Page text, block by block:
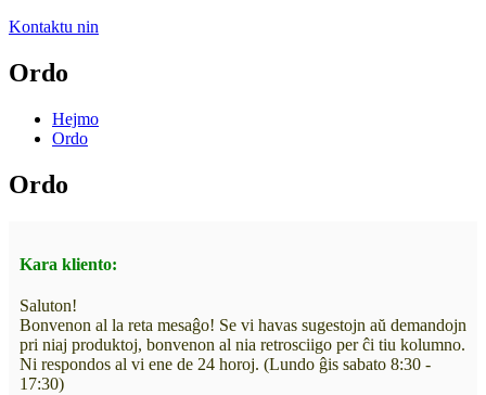
Kontaktu nin
Ordo
Hejmo
Ordo
Ordo
Kara kliento:
Saluton!
Bonvenon al la reta mesaĝo! Se vi havas sugestojn aŭ demandojn
pri niaj produktoj, bonvenon al nia retrosciigo per ĉi tiu kolumno.
Ni respondos al vi ene de 24 horoj. (Lundo ĝis sabato 8:30 -
17:30)